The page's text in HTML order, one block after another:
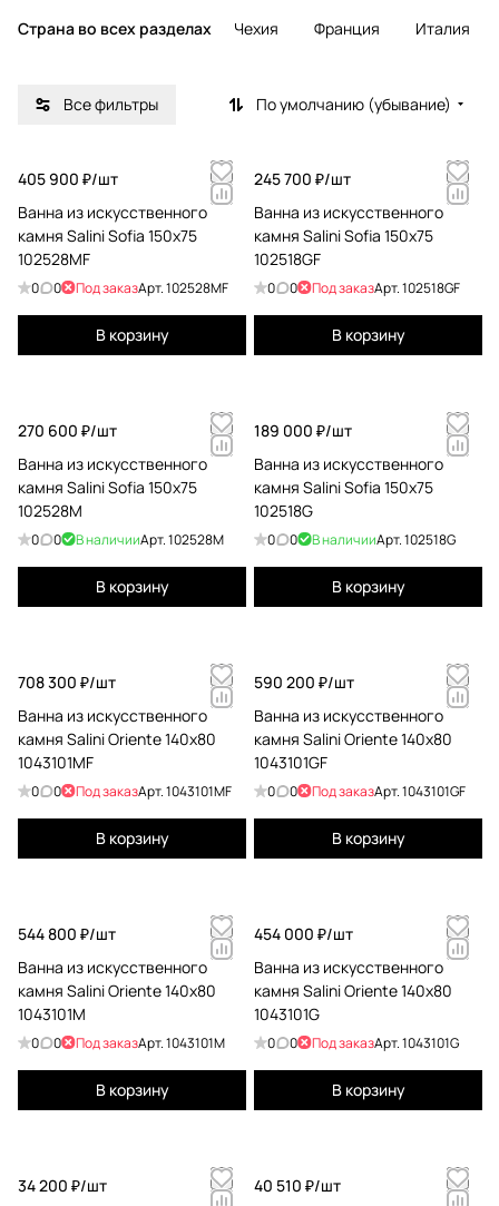
Страна во всех разделах
Чехия Франция Италия
Все фильтры По умолчанию (убывание)
405 900 ₽/шт
Ванна из искусственного
камня Salini Sofia 150x75
102528MF
0 0 Под заказАрт.102528MF
В корзину
245 700 ₽/шт
Ванна из искусственного
камня Salini Sofia 150x75
102518GF
0 0 Под заказАрт.102518GF
В корзину
270 600 ₽/шт
Ванна из искусственного
камня Salini Sofia 150x75
102528M
0 0 В наличииАрт.102528M
В корзину
189 000 ₽/шт
Ванна из искусственного
камня Salini Sofia 150x75
102518G
0 0 В наличииАрт.102518G
В корзину
708 300 ₽/шт
Ванна из искусственного
камня Salini Oriente 140x80
1043101MF
0 0 Под заказАрт.1043101MF
В корзину
590 200 ₽/шт
Ванна из искусственного
камня Salini Oriente 140x80
1043101GF
0 0 Под заказАрт.1043101GF
В корзину
544 800 ₽/шт
Ванна из искусственного
камня Salini Oriente 140x80
1043101M
0 0 Под заказАрт.1043101M
В корзину
454 000 ₽/шт
Ванна из искусственного
камня Salini Oriente 140x80
1043101G
0 0 Под заказАрт.1043101G
В корзину
34 200 ₽/шт
40 510 ₽/шт